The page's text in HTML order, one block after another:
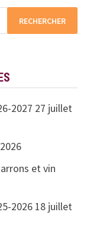
2027 27 juillet
et vin
2026 18 juillet